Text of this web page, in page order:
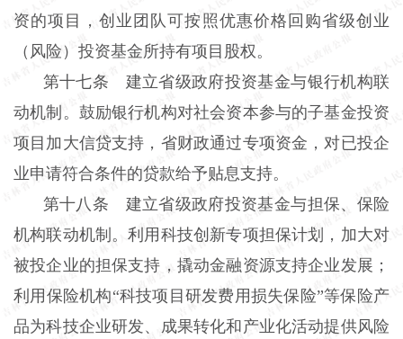
资的项目，创业团队可按照优惠价格回购省级创业
（风险）投资基金所持有项目股权。
第十七条 建立省级政府投资基金与银行机构联
动机制。鼓励银行机构对社会资本参与的子基金投资
项目加大信贷支持，省财政通过专项资金，对已投企
业申请符合条件的贷款给予贴息支持。
第十八条 建立省级政府投资基金与担保、保险
机构联动机制。利用科技创新专项担保计划，加大对
被投企业的担保支持，撬动金融资源支持企业发展；
利用保险机构“科技项目研发费用损失保险”等保险产
品为科技企业研发、成果转化和产业化活动提供风险